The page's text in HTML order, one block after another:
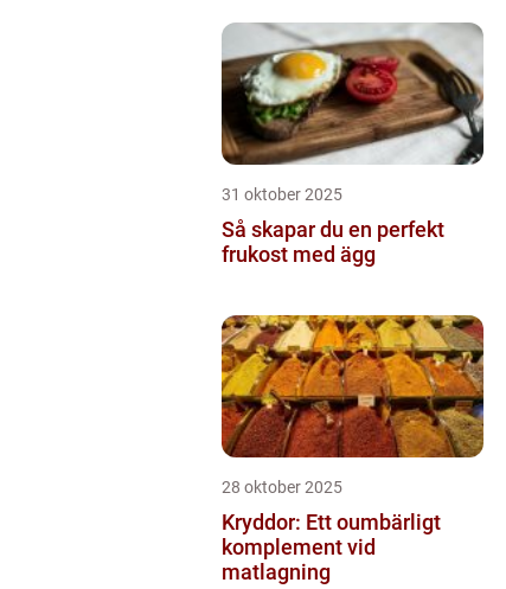
31 oktober 2025
Så skapar du en perfekt
frukost med ägg
28 oktober 2025
Kryddor: Ett oumbärligt
komplement vid
matlagning